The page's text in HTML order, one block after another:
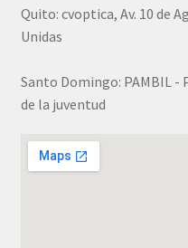
Quito: cvoptica, Av. 10 de
Unidas
Santo Domingo: PAMBIL -
de la juventud